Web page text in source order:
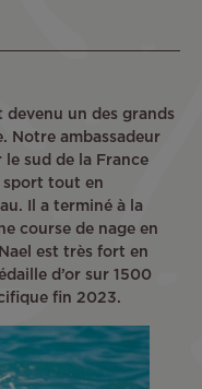
devenu un des grands
Notre ambassadeur
sud de la France
sport tout en
Il a terminé à la
course de nage en
est très fort en
d’or sur 1500
fin 2023.